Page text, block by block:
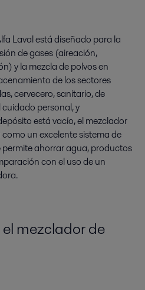
Laval está diseñado para la
de gases (aireación,
y la mezcla de polvos en
de los sectores
cervecero, sanitario, de
personal, y
está vacío, el mezclador
un excelente sistema de
ahorrar agua, productos
con el uso de un
mezclador de